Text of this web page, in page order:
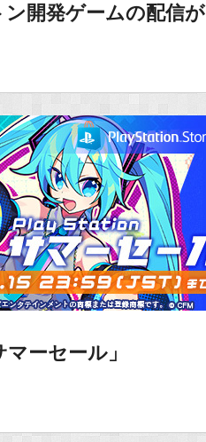
ン開発ゲームの配信が
ーセール」